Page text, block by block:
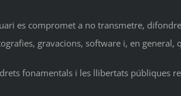
es compromet a no transmetre,
gravacions, software i, en general,
fonamentals i les llibertats públiques